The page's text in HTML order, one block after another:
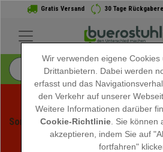
Gratis Versand 30 Tage
Sommerschlussverauf bei
für kurze Zeit - Aktion
Wir verwenden eigene Cookies
Drittanbietern. Dabei werden
erfasst und das
den Verkehr auf unserer
Weitere Informationen darüber
Cookie-Richtlinie . Sie
akzeptieren, indem Sie auf
fortfahren"